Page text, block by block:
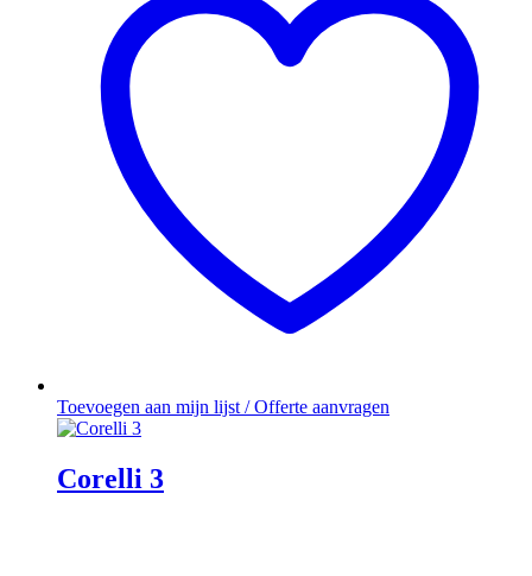
Toevoegen aan mijn lijst / Offerte aanvragen
Corelli 3